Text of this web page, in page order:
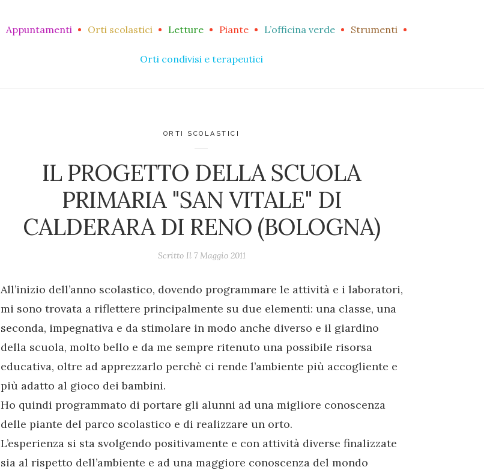
Appuntamenti Orti scolastici Letture Piante L’officina verde Strumenti
Orti condivisi e terapeutici
ORTI SCOLASTICI
IL PROGETTO DELLA SCUOLA
PRIMARIA "SAN VITALE" DI
CALDERARA DI RENO (BOLOGNA)
Scritto Il 7 Maggio 2011
All’inizio dell’anno scolastico, dovendo programmare le attività e i laboratori,
mi sono trovata a riflettere principalmente su due elementi: una classe, una
seconda, impegnativa e da stimolare in modo anche diverso e il giardino
della scuola, molto bello e da me sempre ritenuto una possibile risorsa
educativa, oltre ad apprezzarlo perchè ci rende l’ambiente più accogliente e
più adatto al gioco dei bambini.
Ho quindi programmato di portare gli alunni ad una migliore conoscenza
delle piante del parco scolastico e di realizzare un orto.
L’esperienza si sta svolgendo positivamente e con attività diverse finalizzate
sia al rispetto dell’ambiente e ad una maggiore conoscenza del mondo